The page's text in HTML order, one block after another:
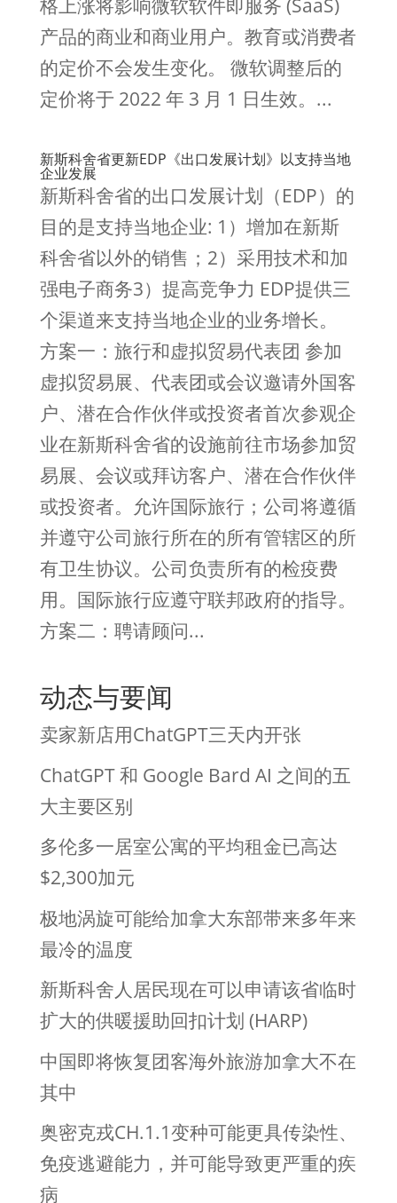
格上涨将影响微软软件即服务 (SaaS)
产品的商业和商业用户。教育或消费者
的定价不会发生变化。 微软调整后的
定价将于 2022 年 3 月 1 日生效。...
新斯科舍省更新EDP《出口发展计划》以支持当地
企业发展
新斯科舍省的出口发展计划（EDP）的
目的是支持当地企业: 1）增加在新斯
科舍省以外的销售；2）采用技术和加
强电子商务3）提高竞争力 EDP提供三
个渠道来支持当地企业的业务增长。
方案一：旅行和虚拟贸易代表团 参加
虚拟贸易展、代表团或会议邀请外国客
户、潜在合作伙伴或投资者首次参观企
业在新斯科舍省的设施前往市场参加贸
易展、会议或拜访客户、潜在合作伙伴
或投资者。允许国际旅行；公司将遵循
并遵守公司旅行所在的所有管辖区的所
有卫生协议。公司负责所有的检疫费
用。国际旅行应遵守联邦政府的指导。
方案二：聘请顾问...
动态与要闻
卖家新店用ChatGPT三天内开张
ChatGPT 和 Google Bard AI 之间的五
大主要区别
多伦多一居室公寓的平均租金已高达
$2,300加元
极地涡旋可能给加拿大东部带来多年来
最冷的温度
新斯科舍人居民现在可以申请该省临时
扩大的供暖援助回扣计划 (HARP)
中国即将恢复团客海外旅游加拿大不在
其中
奥密克戎CH.1.1变种可能更具传染性、
免疫逃避能力，并可能导致更严重的疾
病